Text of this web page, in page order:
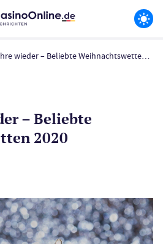
wieder – Beliebte Weihnachts­wetten 2020
– Beliebte
2020